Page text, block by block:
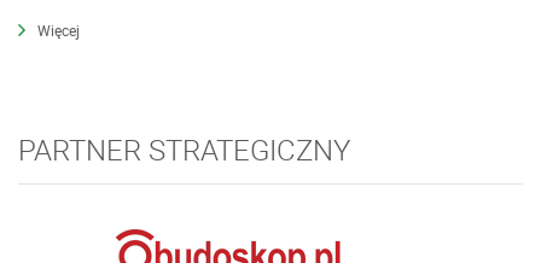
Więcej
PARTNER STRATEGICZNY